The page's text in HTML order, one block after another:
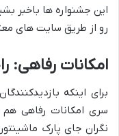
این جشنواره ها باخبر
رو از طریق سایت های
امکانات رفاهی:
برای اینکه
سری امکانات رفاهی هم
نگران جای پارک